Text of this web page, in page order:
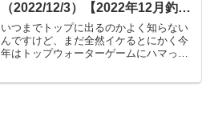
（2022/12/3）【2022年12月釣
果】
いつまでトップに出るのかよく知らない
んですけど、まだ全然イケるとにかく今
年はトップウォーターゲームにハマって